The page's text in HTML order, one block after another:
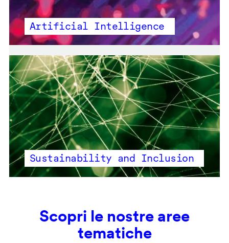
Artificial Intelligence
Sustainability and Inclusion
Scopri le nostre aree
tematiche